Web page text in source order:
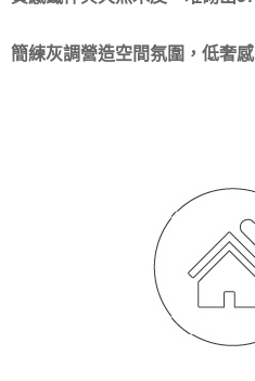
簡練灰調營造空間氛圍，低奢